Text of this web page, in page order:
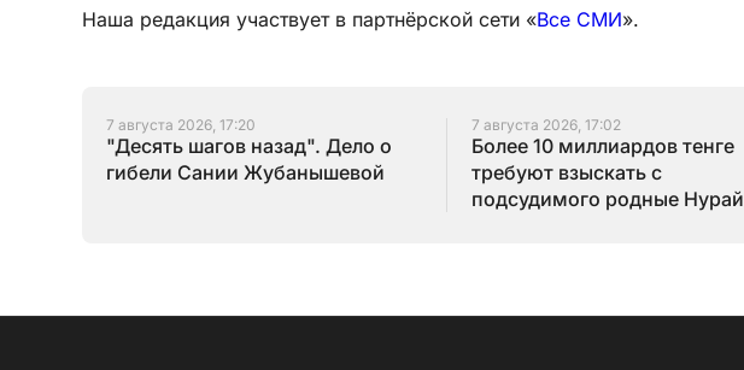
Наша редакция участвует в партнёрской сети «Все СМИ».
7 августа 2026, 17:20
"Десять шагов назад". Дело о
гибели Сании Жубанышевой
7 августа 2026, 17:02
Более 10 миллиардов тенге
требуют взыскать с
подсудимого родные Нурай